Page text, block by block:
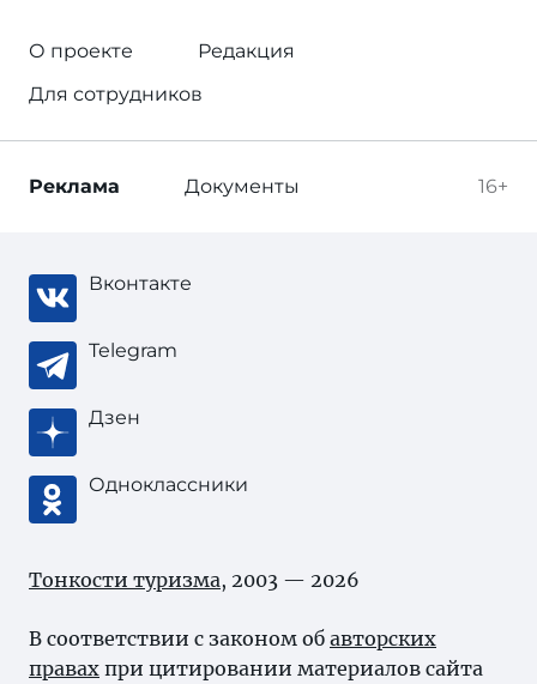
О проекте
Редакция
Для сотрудников
16+
Реклама Документы
Вконтакте
Telegram
Дзен
Одноклассники
Тонкости туризма, 2003 — 2026
В соответствии с законом об авторских
правах при цитировании материалов сайта